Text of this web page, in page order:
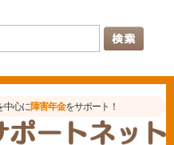
中心に障害年金をサポート！